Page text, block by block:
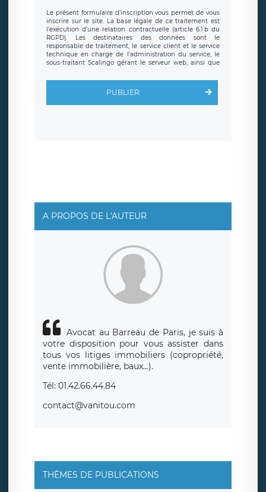
Le présent formulaire d’inscription vous permet de vous
inscrire sur le site. La base légale de ce traitement est
l’exécution d’une relation contractuelle (article 6.1.b du
RGPD). Les destinataires des données sont le
responsable de traitement, le service client et le service
technique en charge de l’administration du service, le
sous-traitant Scalingo gérant le serveur web, ainsi que
toute personne légalement autorisée. Le formulaire
d’inscription est hébergé sur un serveur hébergé par
clauses de
protection conformes au RGPD
. Les données collectées
sont conservées jusqu’à ce que l’Internaute en sollicite la
rue Léopold Sédar Senghor, joignable à l’adresse mail :
responsabledetraitement@legavox.fr. Vous avez
également le droit d’introduire une réclamation auprès
d’une autorité de contrôle.
PUBLIER
A PROPOS DE L'AUTEUR
Avocat au Barreau de Paris, je suis à
votre disposition pour vous assister dans
tous vos litiges immobiliers (copropriété,
vente immobilière, baux...).
Tél: 01.42.66.44.84
contact@vanitou.com
THÈMES DE PUBLICATIONS